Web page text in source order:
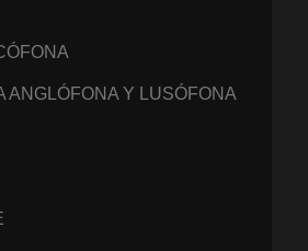
ANGLÓFONA Y LUSÓFONA